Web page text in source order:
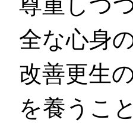
全な心身
改善更生
を養うこ